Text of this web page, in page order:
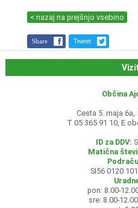
< nazaj na prejšnjo vsebino
Share Tweet
Občina
Cesta 5. maja 6a,
T 05 365 91 10, E
ID za DDV:
Matična
SI56 0120
pon: 8.00-
sre: 8.00-